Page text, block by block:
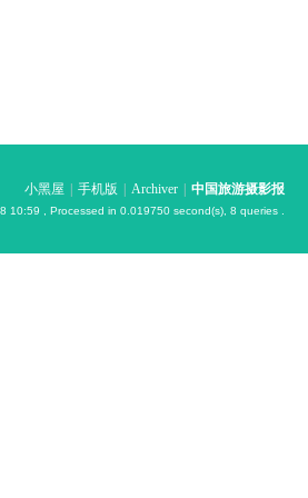
小黑屋 手机版 Archiver 中国旅游摄影报
10:59 , Processed in 0.019750 second(s), 8 queries .